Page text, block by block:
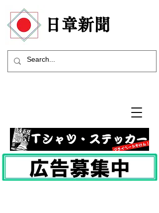
​日章新聞